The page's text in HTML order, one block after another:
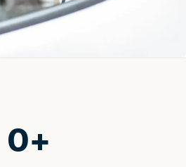
0+